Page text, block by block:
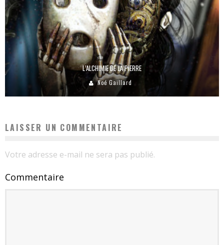
L’ALCHIMIE DE LA PIERRE
Noé Gaillard
LAISSER UN COMMENTAIRE
Votre adresse e-mail ne sera pas publié.
Commentaire